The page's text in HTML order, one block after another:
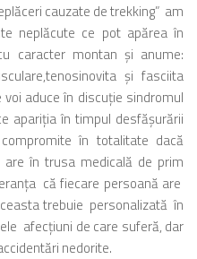
cauzate de trekking” am
neplăcute ce pot apărea în
caracter montan şi anume:
şi fasciita
aduce în discuţie sindromul
apariţia în timpul desfăşurării
în totalitate dacă
în trusa medicală de prim
că fiecare persoană are
trebuie personalizată în
afecţiuni de care suferă, dar
nedorite.